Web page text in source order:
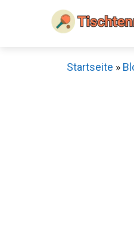
Startseite »